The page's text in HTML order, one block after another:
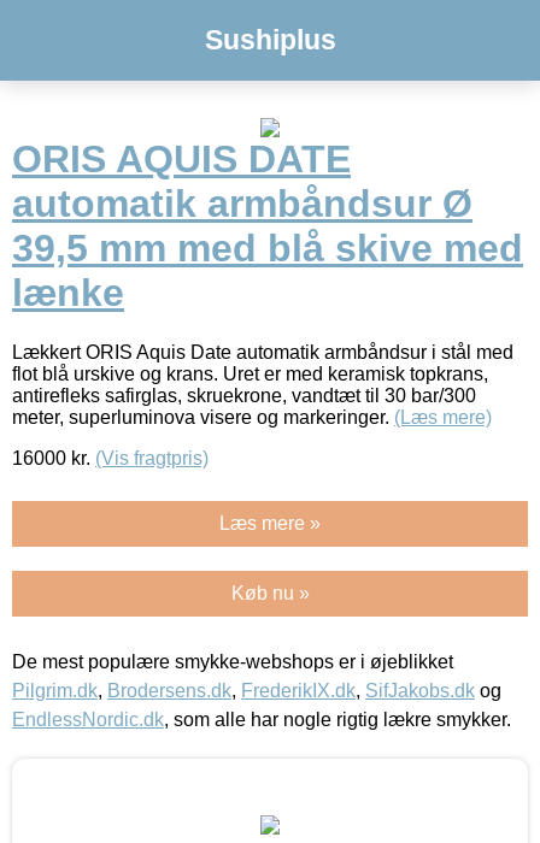
Sushiplus
ORIS AQUIS DATE
automatik armbåndsur Ø
39,5 mm med blå skive med
lænke
Lækkert ORIS Aquis Date automatik armbåndsur i stål med
flot blå urskive og krans. Uret er med keramisk topkrans,
antirefleks safirglas, skruekrone, vandtæt til 30 bar/300
meter, superluminova visere og markeringer. (Læs mere)
16000 kr. (Vis fragtpris)
Læs mere »
Køb nu »
De mest populære smykke-webshops er i øjeblikket
Pilgrim.dk, Brodersens.dk, FrederikIX.dk, SifJakobs.dk og
EndlessNordic.dk, som alle har nogle rigtig lækre smykker.